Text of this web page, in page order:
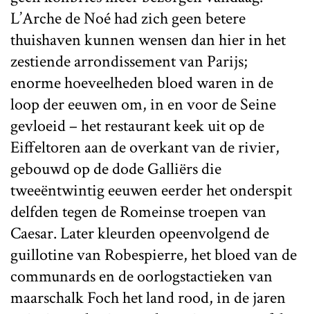
L’Arche de Noé had zich geen betere
thuishaven kunnen wensen dan hier in het
zestiende arrondissement van Parijs;
enorme hoeveelheden bloed waren in de
loop der eeuwen om, in en voor de Seine
gevloeid – het restaurant keek uit op de
Eiffeltoren aan de overkant van de rivier,
gebouwd op de dode Galliërs die
tweeëntwintig eeuwen eerder het onderspit
delfden tegen de Romeinse troepen van
Caesar. Later kleurden opeenvolgend de
guillotine van Robespierre, het bloed van de
communards en de oorlogstactieken van
maarschalk Foch het land rood, in de jaren